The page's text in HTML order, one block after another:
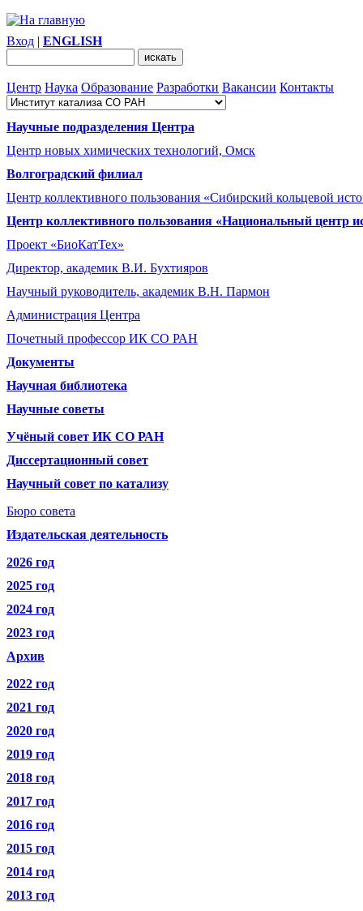
Вход | ENGLISH
Центр Наука Образование Разработки Вакансии Контакты
Научные подразделения Центра
Центр новых химических технологий, Омск
Волгоградский филиал
Центр коллективного пользования «Сибирский кольцевой
Центр коллективного пользования «Национальный центр
Проект «БиоКатТех»
Директор, академик В.И. Бухтияров
Научный руководитель, академик В.Н. Пармон
Администрация Центра
Почетный профессор ИК СО РАН
Документы
Научная библиотека
Научные советы
Учёный совет ИК СО РАН
Диссертационный совет
Научный совет по катализу
Бюро совета
Издательская деятельность
2026 год
2025 год
2024 год
2023 год
Архив
2022 год
2021 год
2020 год
2019 год
2018 год
2017 год
2016 год
2015 год
2014 год
2013 год